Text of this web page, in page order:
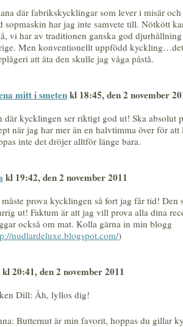
där fabrikskycklingar som lever i misär och
sopmaskin har jag inte samvete till. Nötkött
vi har av traditionen ganska god
Men konventionellt uppfödd
att äta den skulle jag våga påstå.
mitt i smetenkl 18:45, den 2 november
där kycklingen ser riktigt god ut! Ska absolut
när jag har mer än en halvtimma över för att
inte det dröjer alltför länge bara.
kl 19:42, den 2 november 2011
måste prova kycklingen så fort jag får tid! Den
ut! Faktum är att jag vill prova alla dina
också om mat. Kolla gärna in min blogg
nudlardeluxe.blogspot.com/)
kl 20:41, den 2 november 2011
Dill: Åh, lyllos dig!
Butternut är min favorit, hoppas du gillar